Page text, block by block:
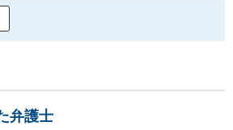
弁護士